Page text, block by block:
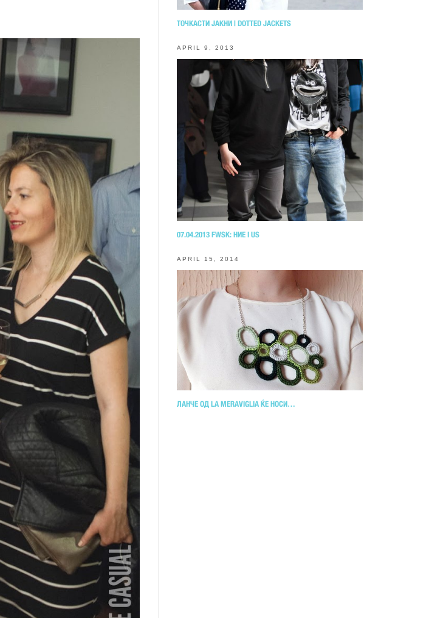
ТОЧКАСТИ ЈАКНИ | DOTTED JACKETS
APRIL 9, 2013
07.04.2013 FWSK: НИЕ I US
APRIL 15, 2014
ЛАНЧЕ ОД LA MERAVIGLIA ЌЕ НОСИ…